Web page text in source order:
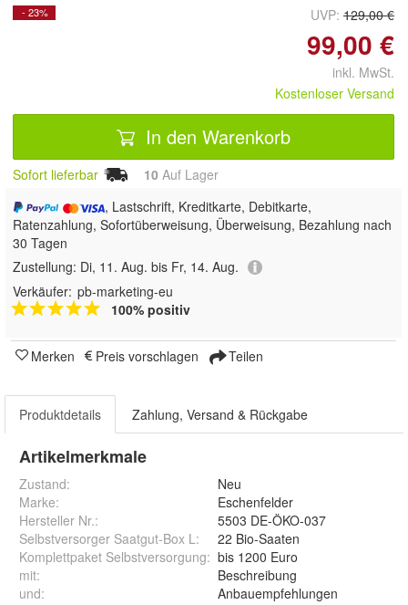
- 23% UVP: 129,00 €
99,00 €
inkl. MwSt.
Kostenloser Versand
In den Warenkorb
Sofort lieferbar 10 Auf Lager
, Lastschrift, Kreditkarte, Debitkarte,
Ratenzahlung, Sofortüberweisung, Überweisung, Bezahlung nach
30 Tagen
Zustellung: Di, 11. Aug. bis Fr, 14. Aug.
Verkäufer: pb-marketing-eu
100% positiv
Merken Preis vorschlagen Teilen
Produktdetails Zahlung, Versand & Rückgabe
Artikelmerkmale
Zustand:
Neu
Marke:
Eschenfelder
Hersteller Nr.:
5503 DE-ÖKO-037
Selbstversorger Saatgut-Box L:
22 Bio-Saaten
Komplettpaket Selbstversorgung: bis 1200 Euro
mit:
Beschreibung
und: Anbauempfehlungen